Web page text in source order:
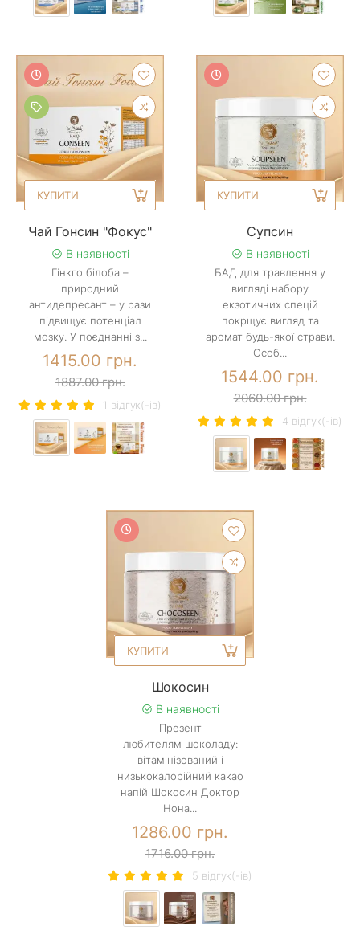
КУПИТИ
Чай Гонсин "Фокус"
В наявності
Гінкго білоба –
природний
антидепресант – у рази
підвищує потенціал
мозку. У поєднанні з...
1415.00 грн.
1887.00 грн.
1 вiдгук(-iв)
КУПИТИ
Супсин
В наявності
БАД для травлення у
вигляді набору
екзотичних спецій
покрщує вигляд та
аромат будь-якої страви.
Особ...
1544.00 грн.
2060.00 грн.
4 вiдгук(-iв)
КУПИТИ
Шокосин
В наявності
Презент
любителям шоколаду:
вітамінізований і
низькокалорійний какао
напій Шокосин Доктор
Нона...
1286.00 грн.
1716.00 грн.
5 вiдгук(-iв)